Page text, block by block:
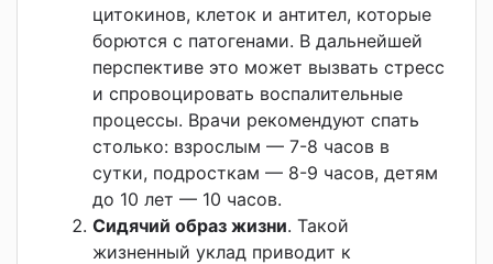
цитокинов, клеток и антител, которые
борются с патогенами. В дальнейшей
перспективе это может вызвать стресс
и спровоцировать воспалительные
процессы. Врачи рекомендуют спать
столько: взрослым — 7-8 часов в
сутки, подросткам — 8-9 часов, детям
до 10 лет — 10 часов.
Сидячий образ жизни. Такой
жизненный уклад приводит к